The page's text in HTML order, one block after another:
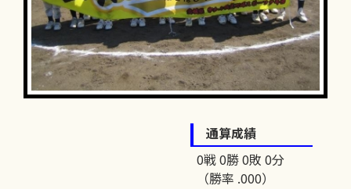
通算成績
0戦 0勝 0敗 0分
（勝率 .000）